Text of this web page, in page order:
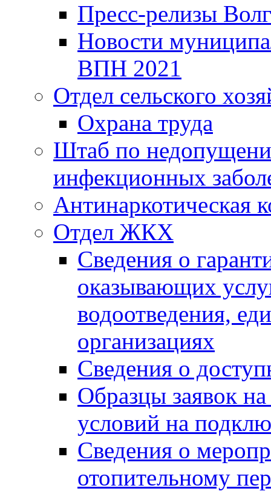
Пресс-релизы
Новости
ВПН 2021
Отдел сельского
Охрана труда
Штаб по
инфекционных
Антинаркотическая
Отдел ЖКХ
Сведения о
оказывающих
водоотведения,
организациях
Сведения о
Образцы заявок
условий на
Сведения о
отопительному